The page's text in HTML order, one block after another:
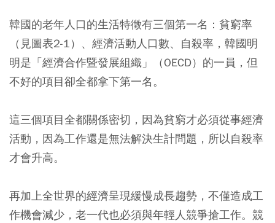
韓國的老年人口的生活特徵有三個第一名：貧窮率
（見圖表2-1）、經濟活動人口數、自殺率 ，韓國明
明是「經濟合作暨發展組織」（OECD）的一員，但
不好的項目卻全都拿下第一名。
這三個項目全都關係密切，因為貧窮才必須從事經濟
活動，因為工作還是無法解決生計問題，所以自殺率
才會升高。
再加上全世界的經濟呈現緩慢成長趨勢，不僅造成工
作機會減少，老一代也必須與年輕人競爭搶工作。競